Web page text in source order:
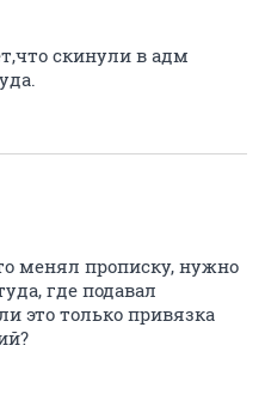
скинули в адм
менял прописку, нужно
где подавал
это только привязка